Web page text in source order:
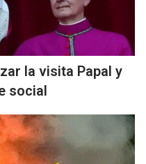
la visita Papal y
social